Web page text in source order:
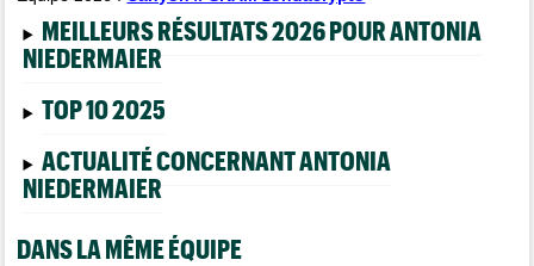
MEILLEURS RÉSULTATS 2026 POUR ANTONIA
NIEDERMAIER
TOP 10 2025
ACTUALITÉ CONCERNANT ANTONIA
NIEDERMAIER
DANS LA MÊME ÉQUIPE